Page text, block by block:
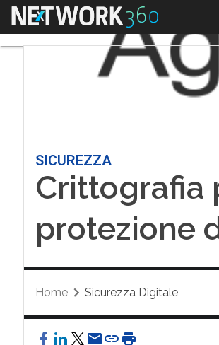
Menu
SICUREZZA
Crittografia
protezione
Home Sicurezza Digitale